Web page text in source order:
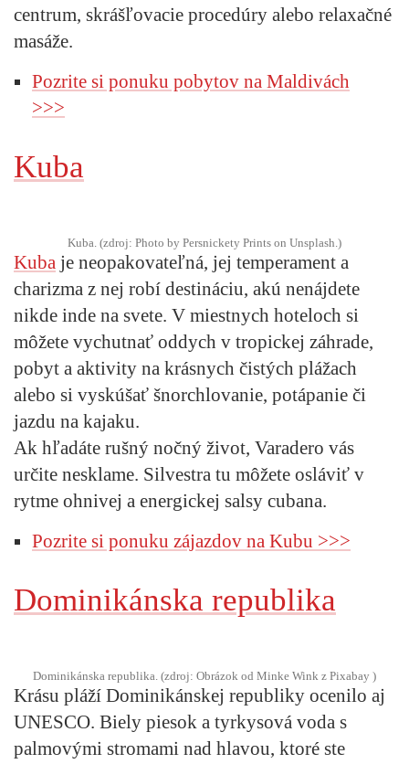
centrum, skrášľovacie procedúry alebo relaxačné
masáže.
Pozrite si ponuku pobytov na Maldivách
>>>
Kuba
Kuba. (zdroj: Photo by Persnickety Prints on Unsplash.)
Kuba je neopakovateľná, jej temperament a
charizma z nej robí destináciu, akú nenájdete
nikde inde na svete. V miestnych hoteloch si
môžete vychutnať oddych v tropickej záhrade,
pobyt a aktivity na krásnych čistých plážach
alebo si vyskúšať šnorchlovanie, potápanie či
jazdu na kajaku.
Ak hľadáte rušný nočný život, Varadero vás
určite nesklame. Silvestra tu môžete osláviť v
rytme ohnivej a energickej salsy cubana.
Pozrite si ponuku zájazdov na Kubu >>>
Dominikánska republika
Dominikánska republika. (zdroj: Obrázok od Minke Wink z Pixabay )
Krásu pláží Dominikánskej republiky ocenilo aj
UNESCO. Biely piesok a tyrkysová voda s
palmovými stromami nad hlavou, ktoré ste